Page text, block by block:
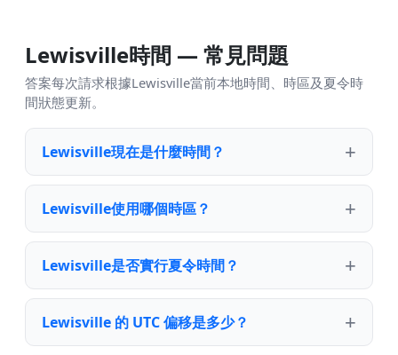
Lewisville時間 — 常見問題
答案每次請求根據Lewisville當前本地時間、時區及夏令時
間狀態更新。
Lewisville現在是什麼時間？
Lewisville使用哪個時區？
Lewisville是否實行夏令時間？
Lewisville 的 UTC 偏移是多少？